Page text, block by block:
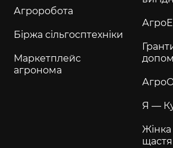
Агроробота
Біржа сільгосптехніки
Маркетплейс
агронома
Я —
щастя